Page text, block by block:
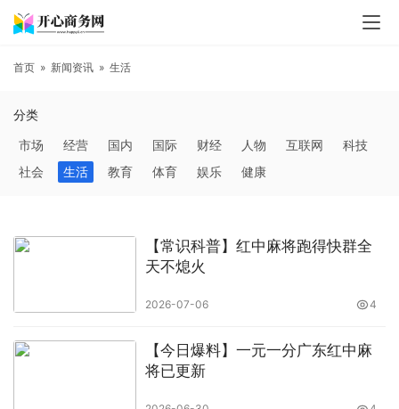
首页 » 新闻资讯 » 生活
分类
市场
经营 国内 国际 财经 人物 互联网
科技
社会
生活 教育 体育 娱乐 健康
【常识科普】红中麻将跑得快群全
天不熄火
2026-07-06 4
【今日爆料】一元一分广东红中麻
将已更新